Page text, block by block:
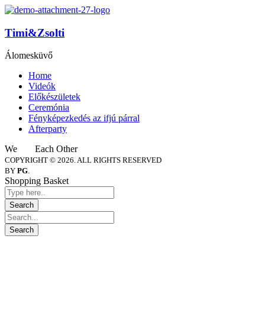
Timi&Zsolti
Álomesküvő
Home
Videók
Előkészületek
Ceremónia
Fényképezkedés az ifjú párral
Afterparty
We
Each Other
COPYRIGHT © 2026. ALL RIGHTS RESERVED
BY PG.
Shopping Basket